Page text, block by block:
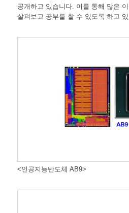
공개하고 있습니다. 이를 통해 많은
살펴보고 공부를 할 수 있도록 하고 있
<인공지능반도체 AB9>